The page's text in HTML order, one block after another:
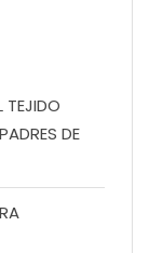
TEJIDO
DE